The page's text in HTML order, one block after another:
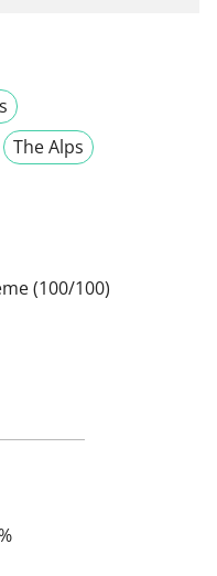
The Alps
(100/100)